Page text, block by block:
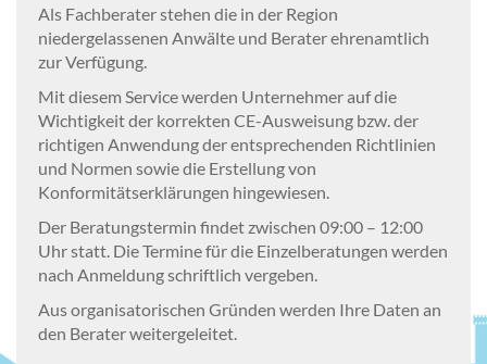
Als Fachberater stehen die in der Region
niedergelassenen Anwälte und Berater ehrenamtlich
zur Verfügung.
Mit diesem Service werden Unternehmer auf die
Wichtigkeit der korrekten CE-Ausweisung bzw. der
richtigen Anwendung der entsprechenden Richtlinien
und Normen sowie die Erstellung von
Konformitätserklärungen hingewiesen.
Der Beratungstermin findet zwischen 09:00 – 12:00
Uhr statt. Die Termine für die Einzelberatungen werden
nach Anmeldung schriftlich vergeben.
Aus organisatorischen Gründen werden Ihre Daten an
den Berater weitergeleitet.